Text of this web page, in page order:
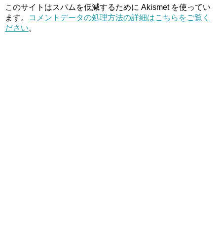
このサイトはスパムを低減するために Akismet を使ってい
ます。
コメントデータの処理方法の詳細はこちらをご覧く
ださい。